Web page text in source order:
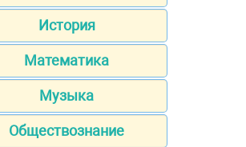
История
Математика
Музыка
Обществознание